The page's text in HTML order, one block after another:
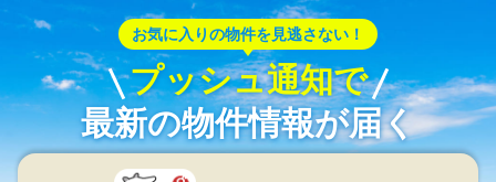
お気に入りの物件を見逃さない！
プッシュ通知で
最新の物件情報が届く